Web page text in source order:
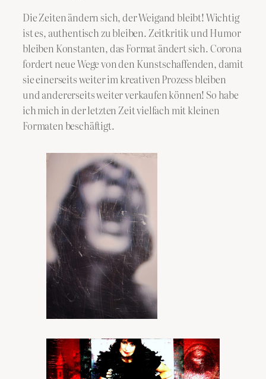
Die Zeiten ändern sich, der Weigand bleibt! Wichtig
ist es, authentisch zu bleiben. Zeitkritik und Humor
bleiben Konstanten, das Format ändert sich. Corona
fordert neue Wege von den Kunstschaffenden, damit
sie einerseits weiter im kreativen Prozess bleiben
und andererseits weiter verkaufen können! So habe
ich mich in der letzten Zeit vielfach mit kleinen
Formaten beschäftigt.